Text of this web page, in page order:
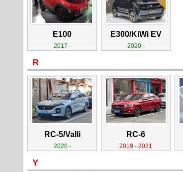
E100
2017 -
E300/KiWi EV
2020 -
R
RC-5/Valli
2020 -
RC-6
2019 - 2021
Y